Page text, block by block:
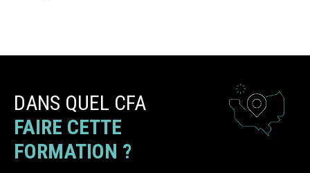
DANS QUEL CFA
FAIRE CETTE
FORMATION ?